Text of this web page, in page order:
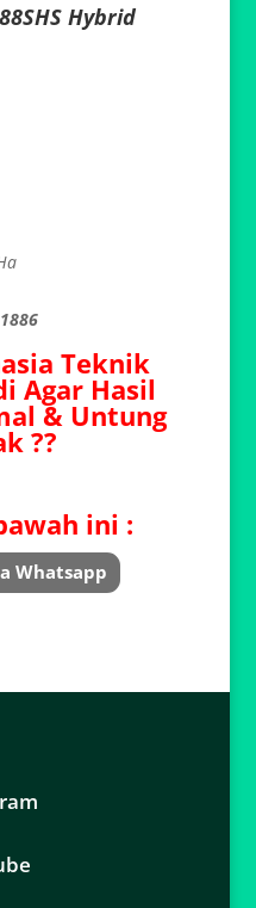
Hybrid
Teknik
Agar Hasil
& Untung
??
ini :
Whatsapp